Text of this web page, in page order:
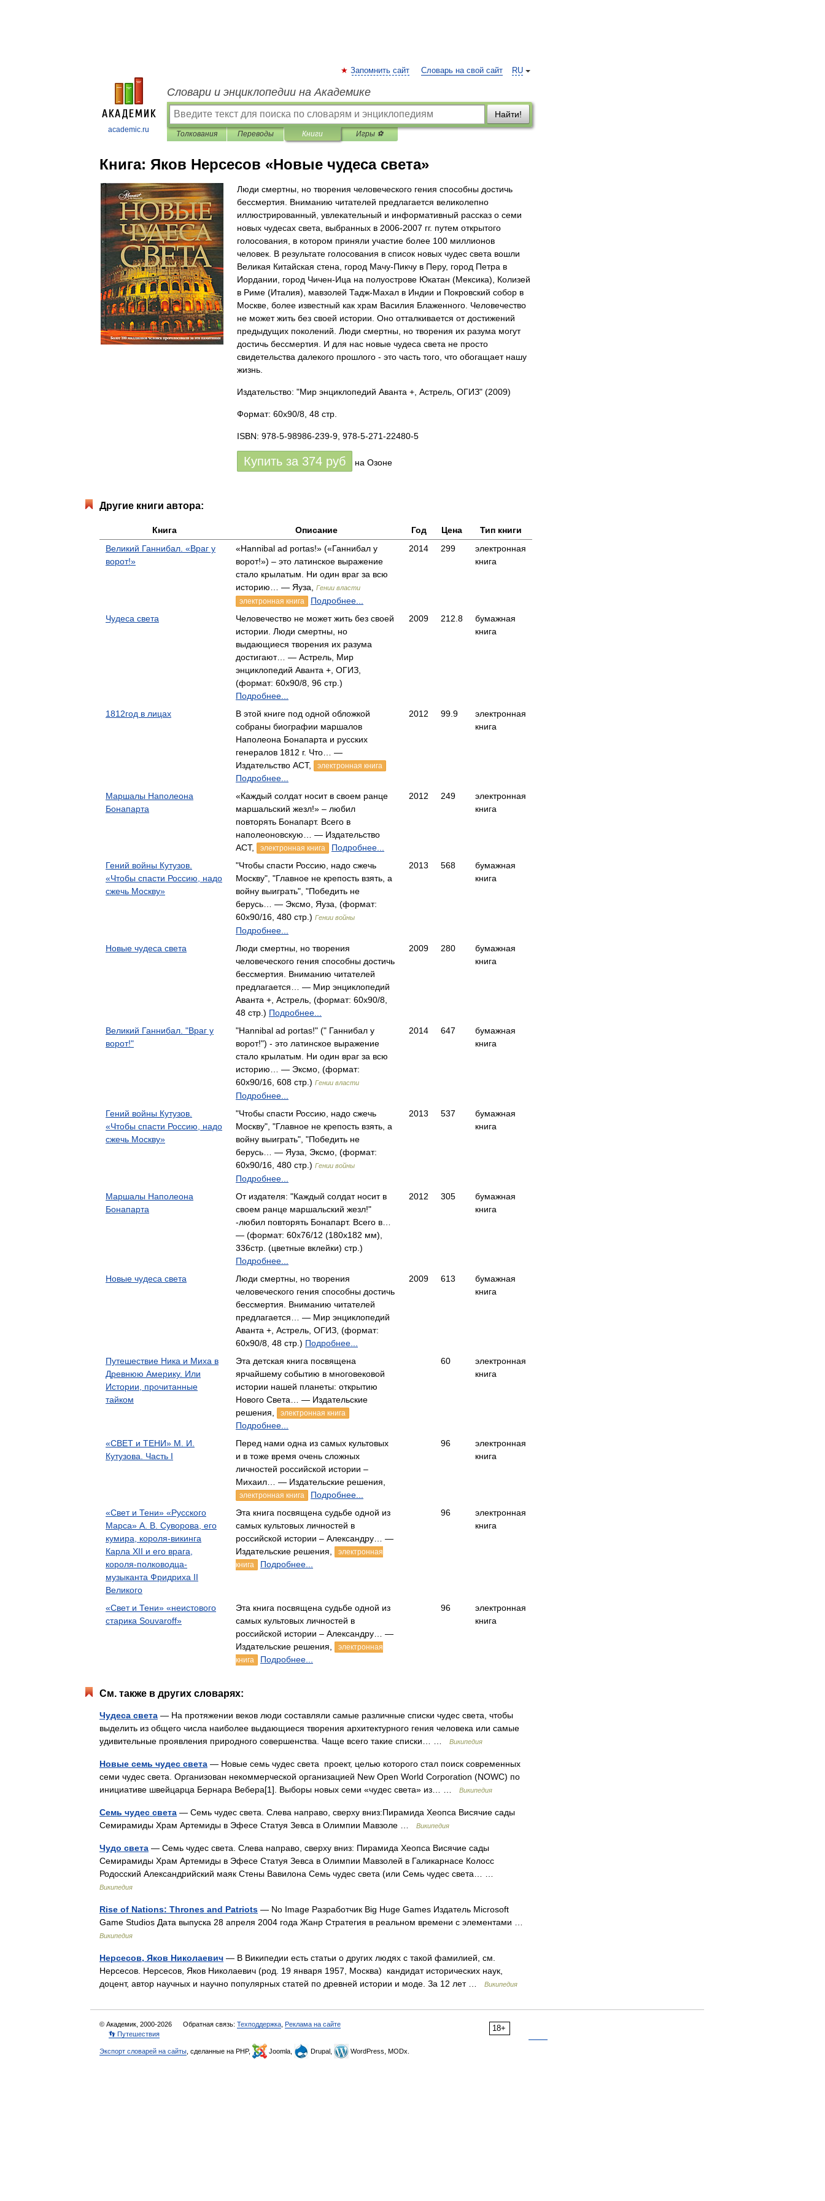
academic.ru
RU
Запомнить сайт Словарь на свой сайт
Словари и энциклопедии на Академике
Найти!
Толкования Переводы Книги Игры ⚽
Книга: Яков Нерсесов «Новые чудеса света»
Люди смертны, но творения человеческого гения способны достичь
бессмертия. Вниманию читателей предлагается великолепно
иллюстрированный, увлекательный и информативный рассказ о семи
новых чудесах света, выбранных в 2006-2007 гг. путем открытого
голосования, в котором приняли участие более 100 миллионов
человек. В результате голосования в список новых чудес света вошли
Великая Китайская стена, город Мачу-Пикчу в Перу, город Петра в
Иордании, город Чичен-Ица на полуострове Юкатан (Мексика), Колизей
в Риме (Италия), мавзолей Тадж-Махал в Индии и Покровский собор в
Москве, более известный как храм Василия Блаженного. Человечество
не может жить без своей истории. Оно отталкивается от достижений
предыдущих поколений. Люди смертны, но творения их разума могут
достичь бессмертия. И для нас новые чудеса света не просто
свидетельства далекого прошлого - это часть того, что обогащает нашу
жизнь.
Издательство: "Мир энциклопедий Аванта +, Астрель, ОГИЗ" (2009)
Формат: 60x90/8, 48 стр.
ISBN: 978-5-98986-239-9, 978-5-271-22480-5
Купить за 374 руб на Озоне
Другие книги автора:
Книга Описание Год Цена
Тип книги
Великий Ганнибал. «Враг у
ворот!»
«Hannibal ad portas!» («Ганнибал у
ворот!») – это латинское выражение
стало крылатым. Ни один враг за всю
историю… — Яуза,
Гении власти
электронная книга Подробнее...
2014 299
электронная
книга
Чудеса света
Человечество не может жить без своей
истории. Люди смертны, но
выдающиеся творения их разума
достигают… — Астрель, Мир
энциклопедий Аванта +, ОГИЗ,
(формат: 60x90/8, 96 стр.)
Подробнее...
2009 212.8
бумажная
книга
1812год в лицах
В этой книге под одной обложкой
собраны биографии маршалов
Наполеона Бонапарта и русских
генералов 1812 г. Что… —
Издательство АСТ,
электронная книга
Подробнее...
2012 99.9
электронная
книга
Маршалы Наполеона
Бонапарта
«Каждый солдат носит в своем ранце
маршальский жезл!» – любил
повторять Бонапарт. Всего в
наполеоновскую… — Издательство
АСТ,
электронная книга Подробнее...
2012 249
электронная
книга
Гений войны Кутузов.
«Чтобы спасти Россию, надо
сжечь Москву»
"Чтобы спасти Россию, надо сжечь
Москву", "Главное не крепость взять, а
войну выиграть", "Победить не
берусь… — Эксмо, Яуза, (формат:
60x90/16, 480 стр.) Гении войны
Подробнее...
2013 568
бумажная
книга
Новые чудеса света
Люди смертны, но творения
человеческого гения способны достичь
бессмертия. Вниманию читателей
предлагается… — Мир энциклопедий
Аванта +, Астрель, (формат: 60x90/8,
48 стр.) Подробнее...
2009 280
бумажная
книга
Великий Ганнибал. "Враг у
ворот!"
"Hannibal ad portas!" (" Ганнибал у
ворот!") - это латинское выражение
стало крылатым. Ни один враг за всю
историю… — Эксмо, (формат:
60x90/16, 608 стр.) Гении власти
Подробнее...
2014 647
бумажная
книга
Гений войны Кутузов.
«Чтобы спасти Россию, надо
сжечь Москву»
"Чтобы спасти Россию, надо сжечь
Москву", "Главное не крепость взять, а
войну выиграть", "Победить не
берусь… — Яуза, Эксмо, (формат:
60x90/16, 480 стр.) Гении войны
Подробнее...
2013 537
бумажная
книга
Маршалы Наполеона
Бонапарта
От издателя: "Каждый солдат носит в
своем ранце маршальский жезл!"
-любил повторять Бонапарт. Всего в…
— (формат: 60х76/12 (180х182 мм),
336стр. (цветные вклейки) стр.)
Подробнее...
2012 305
бумажная
книга
Новые чудеса света
Люди смертны, но творения
человеческого гения способны достичь
бессмертия. Вниманию читателей
предлагается… — Мир энциклопедий
Аванта +, Астрель, ОГИЗ, (формат:
60x90/8, 48 стр.) Подробнее...
2009 613
бумажная
книга
Путешествие Ника и Миха в
Древнюю Америку. Или
Истории, прочитанные
тайком
Эта детская книга посвящена
ярчайшему событию в многовековой
истории нашей планеты: открытию
Нового Света… — Издательские
решения,
электронная книга
Подробнее...
60
электронная
книга
«СВЕТ и ТЕНИ» М. И.
Кутузова. Часть I
Перед нами одна из самых культовых
и в тоже время очень сложных
личностей российской истории –
Михаил… — Издательские решения,
электронная книга Подробнее...
96
электронная
книга
«Свет и Тени» «Русского
Марса» А. В. Суворова, его
кумира, короля-викинга
Карла XII и его врага,
короля-полководца-
музыканта Фридриха II
Великого
Эта книга посвящена судьбе одной из
самых культовых личностей в
российской истории – Александру… —
Издательские решения,
электронная
книга
Подробнее...
96
электронная
книга
«Свет и Тени» «неистового
старика Souvaroff»
Эта книга посвящена судьбе одной из
самых культовых личностей в
российской истории – Александру… —
Издательские решения,
электронная
книга
Подробнее...
96
электронная
книга
См. также в других словарях:
Чудеса света — На протяжении веков люди составляли самые различные списки чудес света, чтобы
выделить из общего числа наиболее выдающиеся творения архитектурного гения человека или самые
удивительные проявления природного совершенства. Чаще всего такие списки… …
Википедия
Новые семь чудес света — Новые семь чудес света проект, целью которого стал поиск современных
семи чудес света. Организован некоммерческой организацией New Open World Corporation (NOWC) по
инициативе швейцарца Бернара Вебера[1]. Выборы новых семи «чудес света» из… …
Википедия
Семь чудес света — Семь чудес света. Слева направо, сверху вниз:Пирамида Хеопса Висячие сады
Семирамиды Храм Артемиды в Эфесе Статуя Зевса в Олимпии Мавзоле …
Википедия
Чудо света — Семь чудес света. Слева направо, сверху вниз: Пирамида Хеопса Висячие сады
Семирамиды Храм Артемиды в Эфесе Статуя Зевса в Олимпии Мавзолей в Галикарнасе Колосс
Родосский Александрийский маяк Стены Вавилона Семь чудес света (или Семь чудес света… …
Википедия
Rise of Nations: Thrones and Patriots — No Image Разработчик Big Huge Games Издатель Microsoft
Game Studios Дата выпуска 28 апреля 2004 года Жанр Стратегия в реальном времени с элементами …
Википедия
Нерсесов, Яков Николаевич — В Википедии есть статьи о других людях с такой фамилией, см.
Нерсесов. Нерсесов, Яков Николаевич (род. 19 января 1957, Москва) кандидат исторических наук,
доцент, автор научных и научно популярных статей по древней истории и моде. За 12 лет …
Википедия
18+
© Академик, 2000-2026 Обратная связь: Техподдержка Реклама на сайте
👣 Путешествия
Экспорт словарей на сайты , сделанные на PHP, Joomla, Drupal, WordPress, MODx.